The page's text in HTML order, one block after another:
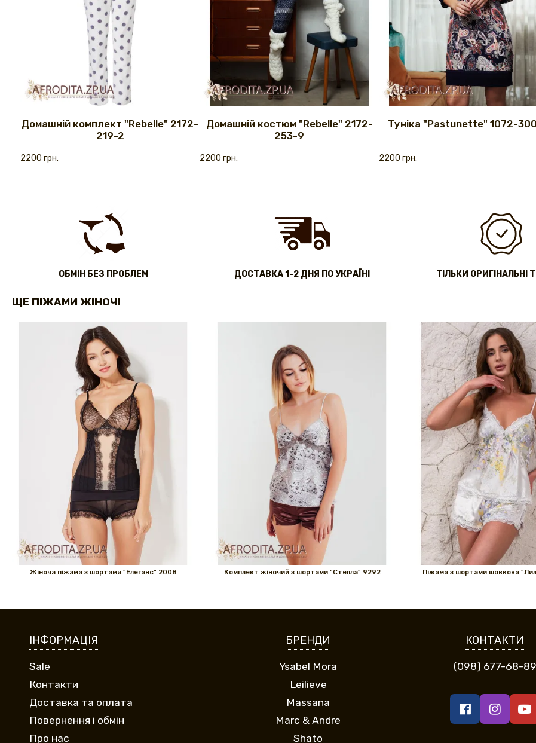
Домашній комплект "Rebelle" 2172-
219-2
2200 грн.
Домашній костюм "Rebelle" 2172-
253-9
2200 грн.
Туніка "Pastunette" 1072-
2200 грн.
ОБМІН БЕЗ ПРОБЛЕМ ДОСТАВКА 1-2 ДНЯ ПО УКРАЇНІ ТІЛЬКИ ОРИГІНАЛЬНІ
ЩЕ ПІЖАМИ ЖІНОЧІ
Жіноча піжама з шортами "Елеганс" 2008 Комплект жіночий з шортами "Стелла" 9292 Піжама з шортами шовкова
ІНФОРМАЦІЯ
Sale
Контакти
Доставка та оплата
Повернення і обмін
Про нас
БРЕНДИ
Ysabel Mora
Leilieve
Massana
Marc & Andre
Shato
КОНТАКТИ
(098) 677-68-89